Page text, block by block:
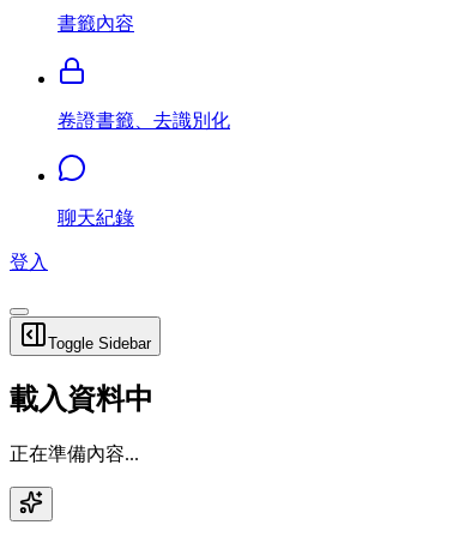
書籤內容
卷證書籤、去識別化
聊天紀錄
登入
Toggle Sidebar
載入資料中
正在準備內容...